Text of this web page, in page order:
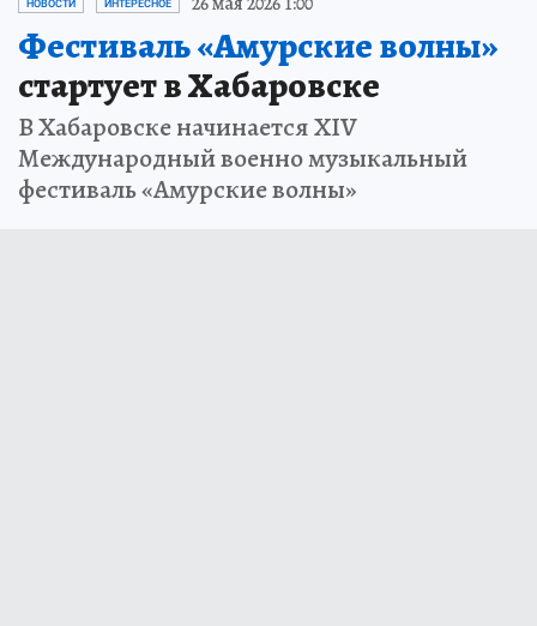
НОВОСТИ ИНТЕРЕСНОЕ
Фестиваль «Амурские волны»
стартует в Хабаровске
В Хабаровске начинается XIV
Международный военно музыкальный
фестиваль «Амурские волны»